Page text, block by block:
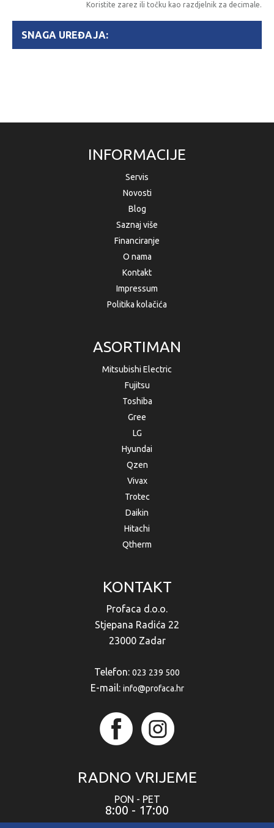
Koristite zarez ili točku kao razdjelnik za decimale.
SNAGA UREĐAJA:
INFORMACIJE
Servis
Novosti
Blog
Saznaj više
Financiranje
O nama
Kontakt
Impressum
Politika kolačića
ASORTIMAN
Mitsubishi Electric
Fujitsu
Toshiba
Gree
LG
Hyundai
Qzen
Vivax
Trotec
Daikin
Hitachi
Qtherm
KONTAKT
Profaca d.o.o.
Stjepana Radića 22
23000 Zadar
Telefon: 023 239 500
E-mail: info@profaca.hr
RADNO VRIJEME
PON - PET
8:00 - 17:00